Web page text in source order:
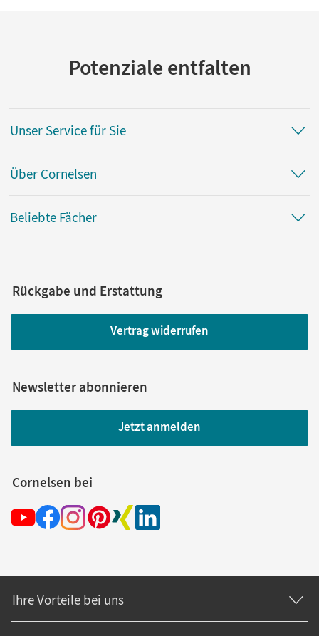
Potenziale entfalten
Unser Service für Sie
Über Cornelsen
Beliebte Fächer
Rückgabe und Erstattung
Vertrag widerrufen
Newsletter abonnieren
Jetzt anmelden
Cornelsen bei
Ihre Vorteile bei uns